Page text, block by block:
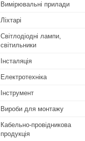
Вимірювальні прилади
Ліхтарі
Світлодіодні лампи,
світильники
Інсталяція
Електротехніка
Інструмент
Вироби для монтажу
Кабельно-провідникова
продукція